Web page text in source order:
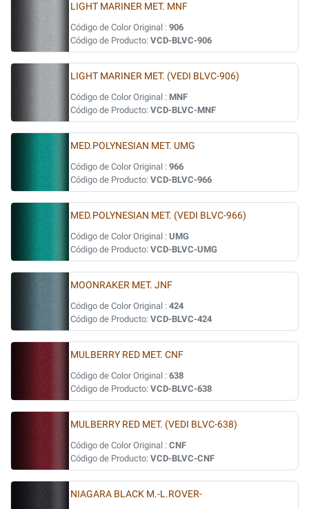
LIGHT MARINER MET. MNF
Código de Color Original : 906
Código de Producto: VCD-BLVC-906
LIGHT MARINER MET. (VEDI BLVC-906)
Código de Color Original : MNF
Código de Producto: VCD-BLVC-MNF
MED.POLYNESIAN MET. UMG
Código de Color Original : 966
Código de Producto: VCD-BLVC-966
MED.POLYNESIAN MET. (VEDI BLVC-966)
Código de Color Original : UMG
Código de Producto: VCD-BLVC-UMG
MOONRAKER MET. JNF
Código de Color Original : 424
Código de Producto: VCD-BLVC-424
MULBERRY RED MET. CNF
Código de Color Original : 638
Código de Producto: VCD-BLVC-638
MULBERRY RED MET. (VEDI BLVC-638)
Código de Color Original : CNF
Código de Producto: VCD-BLVC-CNF
NIAGARA BLACK M.-L.ROVER-